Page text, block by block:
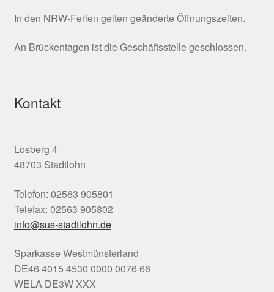
In den NRW-Ferien gelten geänderte Öffnungszeiten.
An Brückentagen ist die Geschäftsstelle geschlossen.
Kontakt
Losberg 4
48703 Stadtlohn
Telefon: 02563 905801
Telefax: 02563 905802
info@sus-stadtlohn.de
Sparkasse Westmünsterland
DE46 4015 4530 0000 0076 66
WELA DE3W XXX